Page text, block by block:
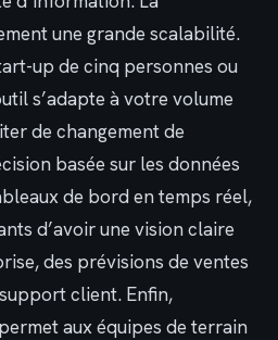
une grande scalabilité.
up de cinq personnes ou
s’adapte à votre volume
de changement de
basée sur les données
de bord en temps réel,
d’avoir une vision claire
des prévisions de ventes
client. Enfin,
aux équipes de terrain